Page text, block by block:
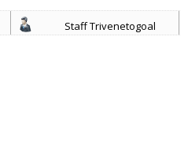
Staff Trivenetogoal